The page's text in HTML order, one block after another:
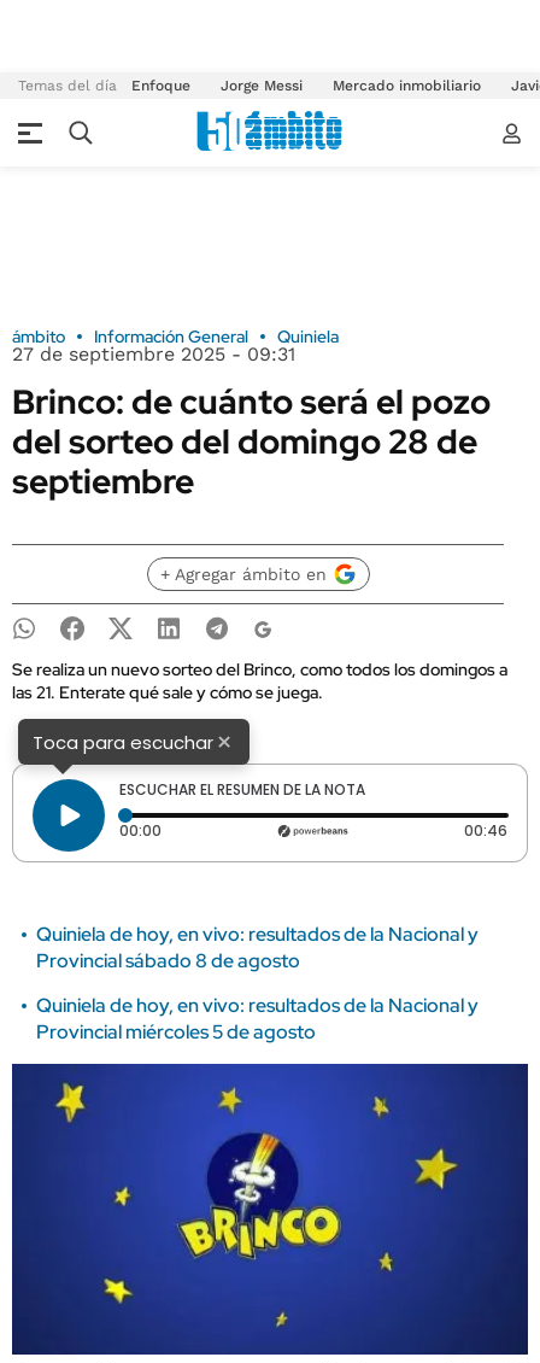
Temas del día Enfoque Jorge Messi Mercado inmobiliario
ámbito Información General Quiniela
27 de septiembre 2025 - 09:31
Brinco: de cuánto será el pozo
del sorteo del domingo 28 de
septiembre
+ Agregar ámbito en
Se realiza un nuevo sorteo del Brinco, como todos los domingos a
las 21. Enterate qué sale y cómo se juega.
Toca para escuchar×
ESCUCHAR EL RESUMEN DE LA NOTA
00:00 Tiempo transcurrido: 0 segundos 00:46
Quiniela de hoy, en vivo: resultados de la Nacional y
Provincial sábado 8 de agosto
Quiniela de hoy, en vivo: resultados de la Nacional y
Provincial miércoles 5 de agosto